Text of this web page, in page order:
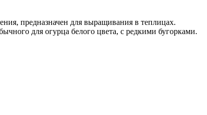
предназначен для выращивания в теплицах.
для огурца белого цвета, с редкими бугорками.